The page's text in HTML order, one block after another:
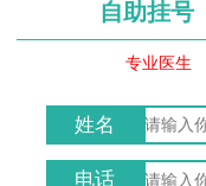
自助挂号
专业医生
姓名
电话